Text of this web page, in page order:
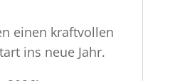
einen kraftvollen
ins neue Jahr.